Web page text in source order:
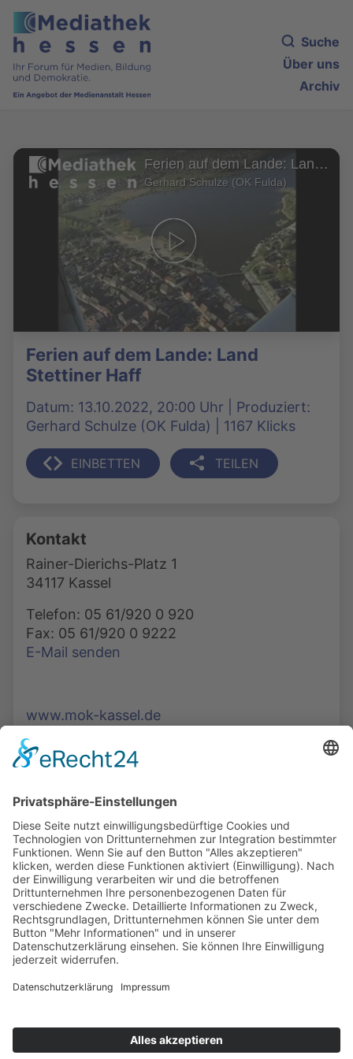
Suche
Über uns
Archiv
Ferien auf dem Lande: Land Stettiner Haff
Gerhard Schulze (OK Fulda)
Ferien auf dem Lande: Land
Stettiner Haff
Datum: 13.10.2022, 20:00 Uhr | Produziert:
Gerhard Schulze (OK Fulda) | 1167 Klicks
EINBETTEN TEILEN
Kontakt
Rainer-Dierichs-Platz 1
34117 Kassel
Telefon: 05 61/920 0 920
Fax: 05 61/920 0 9222
E-Mail senden
www.mok-kassel.de
Podcasts, Themen und Informationen.
Entdecken Sie unser Forum für Medien, Bildung
und Demokratie - jederzeit und überall
verfügbar.
Mehr erfahren
COOKIE-EINSTELLUNGEN